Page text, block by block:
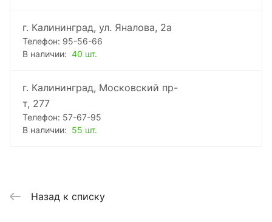
г. Калининград, ул. Яналова, 2а
Телефон: 95-56-66
В наличии: 40 шт.
г. Калининград, Московский пр-
т, 277
Телефон: 57-67-95
В наличии: 55 шт.
Назад к списку